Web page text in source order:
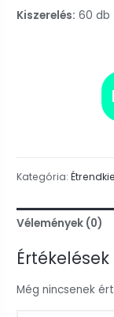
Kiszerelés: 60 db
Kategória:
Vélemények (0)
Értékelések
Még nincsenek